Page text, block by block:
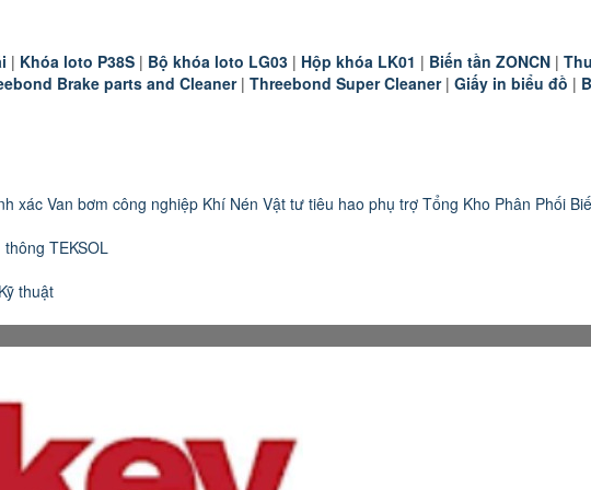
| Khóa loto P38S | Bộ khóa loto LG03 | Hộp khóa LK01 | Biến tần ZONCN |
Brake parts and Cleaner| Threebond Super Cleaner| Giấy in biểu đồ |
xác Van bơm công nghiệp Khí Nén Vật tư tiêu hao phụ trợ Tổng Kho Phân Phối
thông TEKSOL
thuật